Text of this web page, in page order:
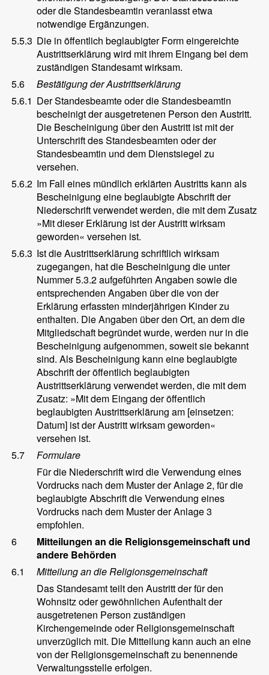
oder die Standesbeamtin veranlasst etwa
notwendige Ergänzungen.
5.5.3 Die in öffentlich beglaubigter Form eingereichte
Austrittserklärung wird mit ihrem Eingang bei dem
zuständigen Standesamt wirksam.
5.6
Bestätigung der Austrittserklärung
5.6.1 Der Standesbeamte oder die Standesbeamtin
bescheinigt der ausgetretenen Person den Austritt.
Die Bescheinigung über den Austritt ist mit der
Unterschrift des Standesbeamten oder der
Standesbeamtin und dem Dienstsiegel zu
versehen.
5.6.2 Im Fall eines mündlich erklärten Austritts kann als
Bescheinigung eine beglaubigte Abschrift der
Niederschrift verwendet werden, die mit dem Zusatz
»Mit dieser Erklärung ist der Austritt wirksam
geworden« versehen ist.
5.6.3 Ist die Austrittserklärung schriftlich wirksam
zugegangen, hat die Bescheinigung die unter
Nummer 5.3.2 aufgeführten Angaben sowie die
entsprechenden Angaben über die von der
Erklärung erfassten minderjährigen Kinder zu
enthalten. Die Angaben über den Ort, an dem die
Mitgliedschaft begründet wurde, werden nur in die
Bescheinigung aufgenommen, soweit sie bekannt
sind. Als Bescheinigung kann eine beglaubigte
Abschrift der öffentlich beglaubigten
Austrittserklärung verwendet werden, die mit dem
Zusatz: »Mit dem Eingang der öffentlich
beglaubigten Austrittserklärung am [einsetzen:
Datum] ist der Austritt wirksam geworden«
versehen ist.
5.7
Formulare
Für die Niederschrift wird die Verwendung eines
Vordrucks nach dem Muster der Anlage 2, für die
beglaubigte Abschrift die Verwendung eines
Vordrucks nach dem Muster der Anlage 3
empfohlen.
6
Mitteilungen an die Religionsgemeinschaft und
andere Behörden
6.1
Mitteilung an die Religionsgemeinschaft
Das Standesamt teilt den Austritt der für den
Wohnsitz oder gewöhnlichen Aufenthalt der
ausgetretenen Person zuständigen
Kirchengemeinde oder Religionsgemeinschaft
unverzüglich mit. Die Mitteilung kann auch an eine
von der Religionsgemeinschaft zu benennende
Verwaltungsstelle erfolgen.